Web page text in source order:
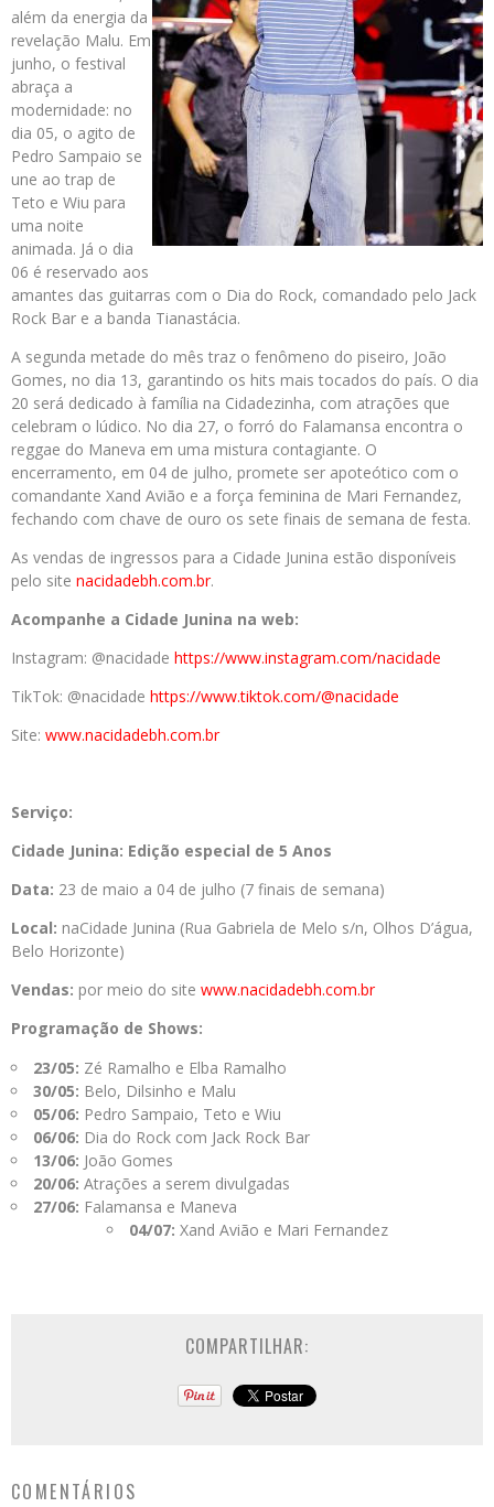
além da energia da
revelação Malu. Em
junho, o festival
abraça a
modernidade: no
dia 05, o agito de
Pedro Sampaio se
une ao trap de
Teto e Wiu para
uma noite
animada. Já o dia
06 é reservado aos
amantes das guitarras com o Dia do Rock, comandado pelo Jack
Rock Bar e a banda Tianastácia.
A segunda metade do mês traz o fenômeno do piseiro, João
Gomes, no dia 13, garantindo os hits mais tocados do país. O dia
20 será dedicado à família na Cidadezinha, com atrações que
celebram o lúdico. No dia 27, o forró do Falamansa encontra o
reggae do Maneva em uma mistura contagiante. O
encerramento, em 04 de julho, promete ser apoteótico com o
comandante Xand Avião e a força feminina de Mari Fernandez,
fechando com chave de ouro os sete finais de semana de festa.
As vendas de ingressos para a Cidade Junina estão disponíveis
pelo site nacidadebh.com.br.
Acompanhe a Cidade Junina na web:
Instagram: @nacidade https://www.instagram.com/nacidade
TikTok: @nacidade https://www.tiktok.com/@nacidade
Site: www.nacidadebh.com.br
Serviço:
Cidade Junina: Edição especial de 5 Anos
Data: 23 de maio a 04 de julho (7 finais de semana)
Local: naCidade Junina (Rua Gabriela de Melo s/n, Olhos D’água,
Belo Horizonte)
Vendas: por meio do site www.nacidadebh.com.br
Programação de Shows:
23/05: Zé Ramalho e Elba Ramalho
30/05: Belo, Dilsinho e Malu
05/06: Pedro Sampaio, Teto e Wiu
06/06: Dia do Rock com Jack Rock Bar
13/06: João Gomes
20/06: Atrações a serem divulgadas
27/06: Falamansa e Maneva
04/07: Xand Avião e Mari Fernandez
COMPARTILHAR:
COMENTÁRIOS